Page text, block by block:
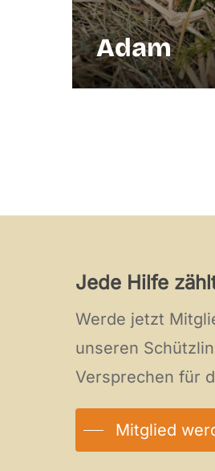
Adam
Jede Hilfe
Werde jetzt
unseren
Versprechen für
Mitglied